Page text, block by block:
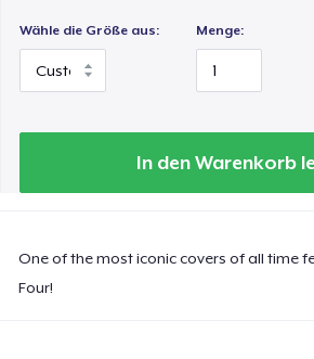
Wähle die Größe aus: Menge:
In den Warenkorb
One of the most iconic covers of all time
Four!